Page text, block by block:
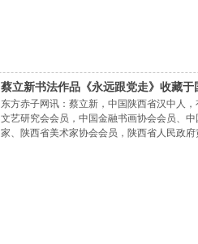
蔡立新书法作品《永远跟党走》收藏于
东方赤子网讯：蔡立新，中国陕西省汉中人
文艺研究会会员，中国金融书画协会会员、
家、陕西省美术家协会会员，陕西省人民政